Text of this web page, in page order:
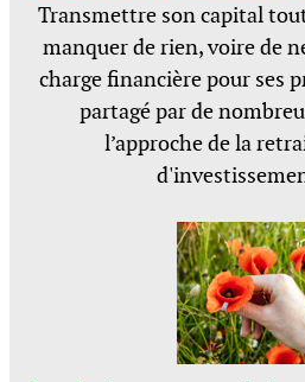
Transmettre son capital
manquer de rien, voire de
charge financière pour ses
partagé par de
l’approche de la